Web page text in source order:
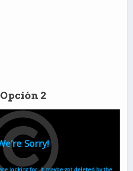
Opción 2